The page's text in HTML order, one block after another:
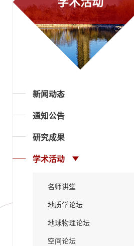
新闻动态
通知公告
研究成果
学术活动
名师讲堂
地质学论坛
地球物理论坛
空间论坛